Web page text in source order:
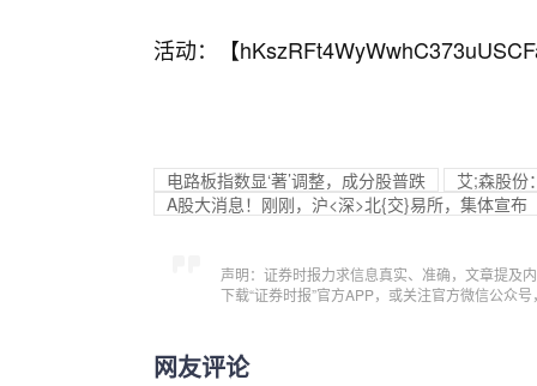
活动：【
电路板指数显‘著’调整，成分股普跌
艾;森股份
A股大消息！刚刚，沪<深>北{交}易所，集体宣布
声明：证券时报力求信息真实、准确，文章提及
下载“证券时报”官方APP，或关注官方微信公众
网友评论